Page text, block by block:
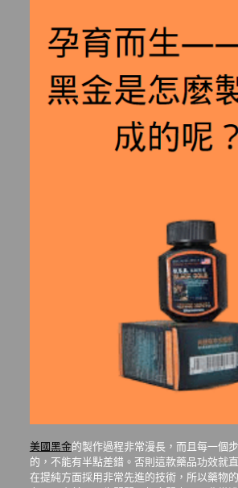
美國黑金的製作過程非常漫長，而且每一個
的，不能有半點差錯。否則這款藥品功效就
在提純方面採用非常先進的技術，所以藥物